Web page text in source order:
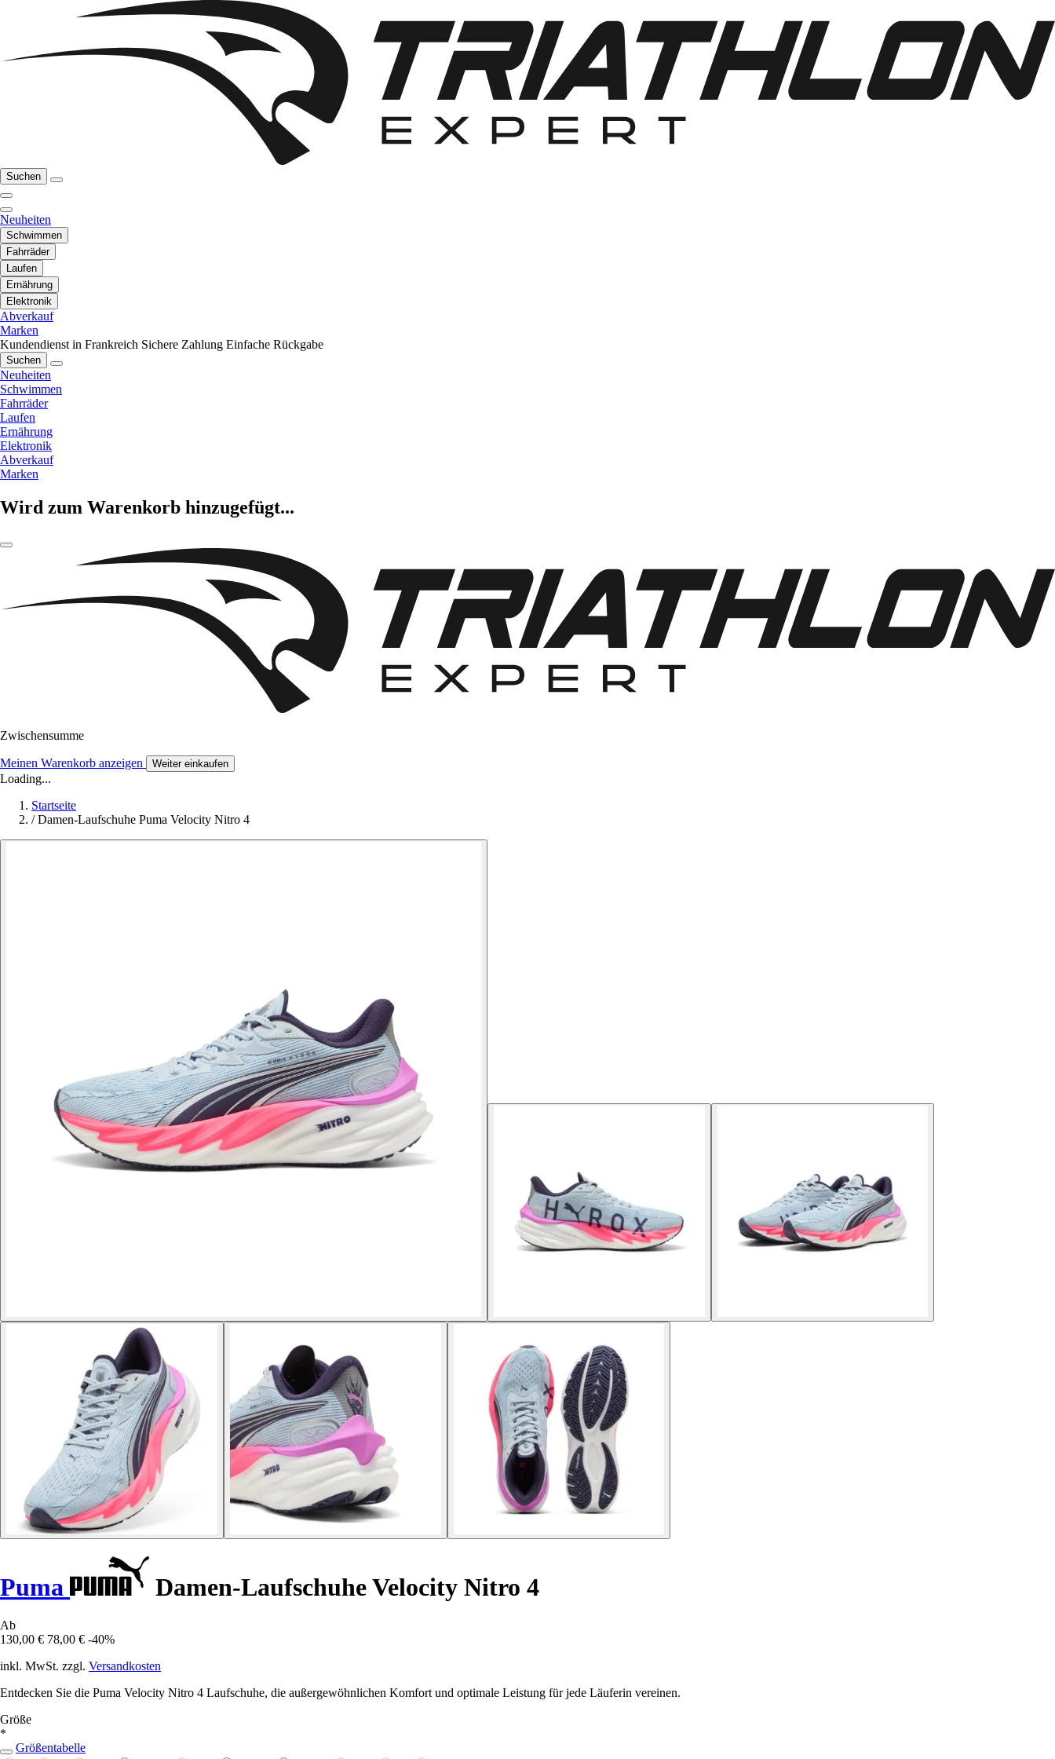
Suchen
Neuheiten
Schwimmen
Fahrräder
Laufen
Ernährung
Elektronik
Abverkauf
Marken
Kundendienst in Frankreich Sichere Zahlung Einfache Rückgabe
Suchen
Neuheiten
Schwimmen
Fahrräder
Laufen
Ernährung
Elektronik
Abverkauf
Marken
Wird zum Warenkorb hinzugefügt...
Zwischensumme
Meinen Warenkorb anzeigen Weiter einkaufen
Loading...
Startseite
/ Damen-Laufschuhe Puma Velocity Nitro 4
Puma Damen-Laufschuhe Velocity Nitro 4
Ab
130,00 € 78,00 € -40%
inkl. MwSt. zzgl. Versandkosten
Entdecken Sie die Puma Velocity Nitro 4 Laufschuhe, die außergewöhnlichen Komfort und optimale Leistung für jede Läuferin vereinen.
Größe
*
Größentabelle